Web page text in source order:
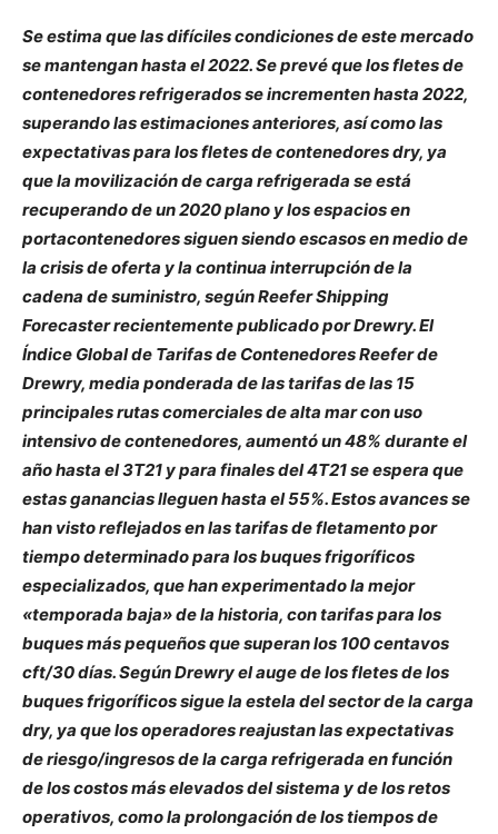
Se estima que las difíciles condiciones de este mercado
se mantengan hasta el 2022. Se prevé que los fletes de
contenedores refrigerados se incrementen hasta 2022,
superando las estimaciones anteriores, así como las
expectativas para los fletes de contenedores dry, ya
que la movilización de carga refrigerada se está
recuperando de un 2020 plano y los espacios en
portacontenedores siguen siendo escasos en medio de
la crisis de oferta y la continua interrupción de la
cadena de suministro, según Reefer Shipping
Forecaster recientemente publicado por Drewry. El
Índice Global de Tarifas de Contenedores Reefer de
Drewry, media ponderada de las tarifas de las 15
principales rutas comerciales de alta mar con uso
intensivo de contenedores, aumentó un 48% durante el
año hasta el 3T21 y para finales del 4T21 se espera que
estas ganancias lleguen hasta el 55%. Estos avances se
han visto reflejados en las tarifas de fletamento por
tiempo determinado para los buques frigoríficos
especializados, que han experimentado la mejor
«temporada baja» de la historia, con tarifas para los
buques más pequeños que superan los 100 centavos
cft/30 días. Según Drewry el auge de los fletes de los
buques frigoríficos sigue la estela del sector de la carga
dry, ya que los operadores reajustan las expectativas
de riesgo/ingresos de la carga refrigerada en función
de los costos más elevados del sistema y de los retos
operativos, como la prolongación de los tiempos de